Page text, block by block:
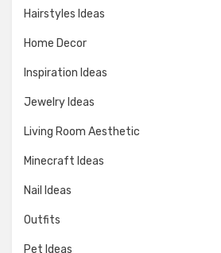
Hairstyles Ideas
Home Decor
Inspiration Ideas
Jewelry Ideas
Living Room Aesthetic
Minecraft Ideas
Nail Ideas
Outfits
Pet Ideas